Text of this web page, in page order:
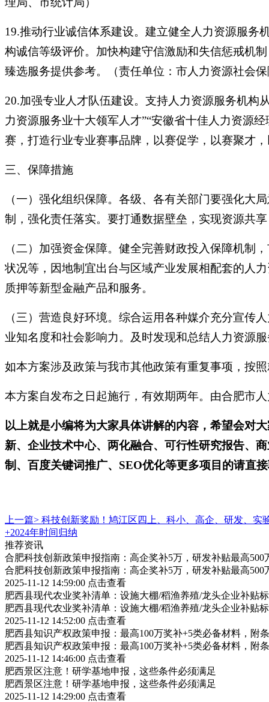
19.推动行业诚信体系建设。建立健全人力资源服务
构诚信等级评价。加快构建守信激励和失信惩戒机
臻选服务提供参考。（责任单位：市人力资源社会
20.加强专业人才队伍建设。支持人力资源服务机构
力资源服务业十大领军人才”“安徽省十佳人力资源
赛，打造行业专业赛事品牌，以赛促学，以赛聚才
三、保障措施
（一）强化组织保障。各级、各有关部门要强化大
制，强化责任落实。要打通数据壁垒，实现资源共
（二）加强资金保障。健全完善财政投入保障机制
状况等，因地制宜出台与区域产业发展相配套的人
质押等新型金融产品和服务。
（三）营造良好环境。综合运用各种媒介充分宣传
业知名度和社会影响力。及时发现和总结人力资源
如本方案涉及政策与我市其他政策有重复事项，按
本方案自发布之日起施行，有效期两年。由合肥市
以上就是小编将为大家具体讲解的内容，希望会对
新、企业技术中心、两化融合、可行性研究报告、
制、百度关键词推广、 SEO优化等更多项目的请直
上一篇> 科技创新奖励！鸠江区四上、科小、高企、研发、实
+2024年时间归纳
推荐资讯
合肥科技创新政策申报指南：高企奖补5万，研发补贴最高500
合肥科技创新政策申报指南：高企奖补5万，研发补贴最高500
2025-11-12 14:59:00 点击查看
肥西县现代农业奖补清单：设施大棚/稻渔养殖/龙头企业补贴
肥西县现代农业奖补清单：设施大棚/稻渔养殖/龙头企业补贴
2025-11-12 14:52:00 点击查看
肥西县知识产权政策申报：最高100万奖补+5类必备材料，附
肥西县知识产权政策申报：最高100万奖补+5类必备材料，附
2025-11-12 14:46:00 点击查看
肥西景区注意！研学基地申报，这些条件必须满足
肥西景区注意！研学基地申报，这些条件必须满足
2025-11-12 14:29:00 点击查看